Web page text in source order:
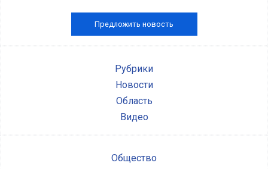
Предложить новость
Рубрики
Новости
Область
Видео
Общество